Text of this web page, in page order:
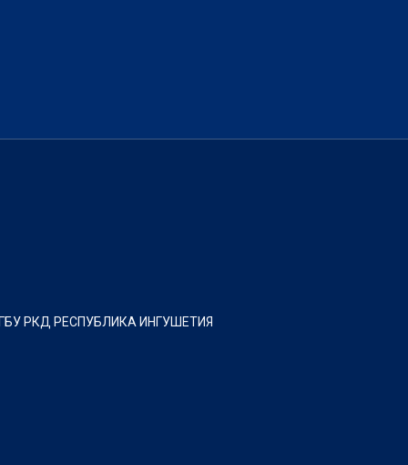
РКД РЕСПУБЛИКА ИНГУШЕТИЯ